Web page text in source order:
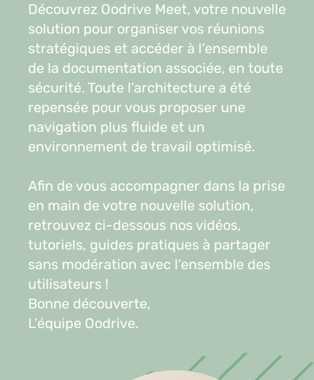
Découvrez Oodrive Meet, votre nouvelle
solution pour organiser vos réunions
stratégiques et accéder à l’ensemble
de la documentation associée, en toute
sécurité. Toute l’architecture a été
repensée pour vous proposer une
navigation plus fluide et un
environnement de travail optimisé.
Afin de vous accompagner dans la prise
en main de votre nouvelle solution,
retrouvez ci-dessous nos vidéos,
tutoriels, guides pratiques à partager
sans modération avec l’ensemble des
utilisateurs !
Bonne découverte,
L’équipe Oodrive.